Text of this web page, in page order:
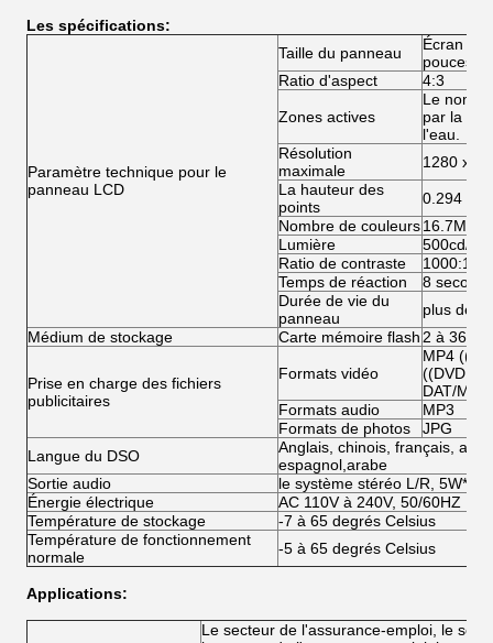
Les spécifications:
Paramètre technique pour le
panneau LCD
Taille du panneau
Écran
pouces
Ratio d'aspect
4:3
Zones actives
Le
par la
l'eau.
Résolution
maximale
1280 x
La hauteur des
points
0.294
Nombre de couleurs16.7M
Lumière
500cd/m2
Ratio de contraste
1000:1
Temps de réaction
8
Durée de vie du
panneau
plus de
Médium de stockage
Carte mémoire flash 2 à 36
Prise en charge des fichiers
publicitaires
Formats vidéo
MP4
DAT/
Formats audio
MP3
Formats de photos
JPG
Langue du DSO
Anglais, chinois, français,
espagnol,arabe
Sortie audio
le système stéréo L/R, 5W*2,
Énergie électrique
AC 110V à 240V, 50/60HZ
Température de stockage
-7 à 65 degrés Celsius
Température de fonctionnement
normale
-5 à 65 degrés Celsius
Applications:
Le secteur de l'assurance-emploi, le